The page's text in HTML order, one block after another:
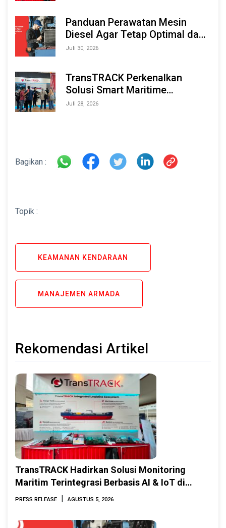
Panduan Perawatan Mesin
Diesel Agar Tetap Optimal dan
Tahan Lama
Juli 30, 2026
TransTRACK Perkenalkan
Solusi Smart Maritime
Monitoring Berbasis AI dan IoT
Juli 28, 2026
Bagikan :
Topik :
KEAMANAN KENDARAAN
MANAJEMEN ARMADA
Rekomendasi Artikel
TransTRACK Hadirkan Solusi Monitoring
Maritim Terintegrasi Berbasis AI & IoT di
Indonesia Marine & Offshore Expo (IMOX)
PRESS RELEASE | AGUSTUS 5, 2026